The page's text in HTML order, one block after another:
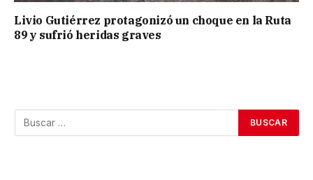
Livio Gutiérrez protagonizó un choque en la Ruta
89 y sufrió heridas graves